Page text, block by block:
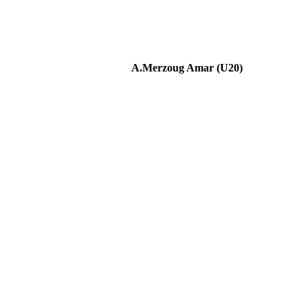
A.Merzoug Amar (U20)